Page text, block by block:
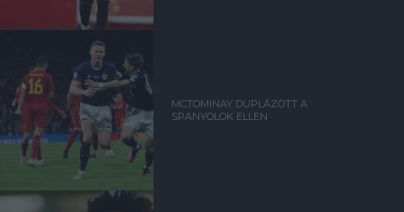
MCTOMINAY DUPLÁZOTT A
SPANYOLOK ELLEN